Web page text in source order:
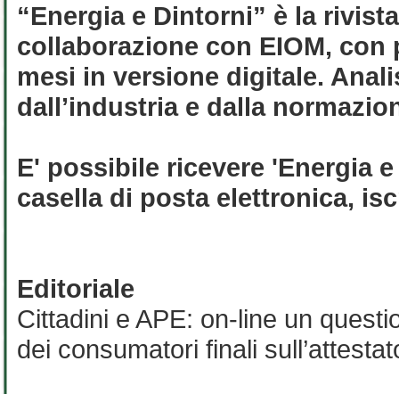
“Energia e Dintorni” è la
collaborazione con EIOM,
mesi in versione digitale.
dall’industria e dalla
E' possibile ricevere 'Energia
casella di posta elettronica,
Editoriale
Cittadini e APE: on-line un
dei consumatori finali